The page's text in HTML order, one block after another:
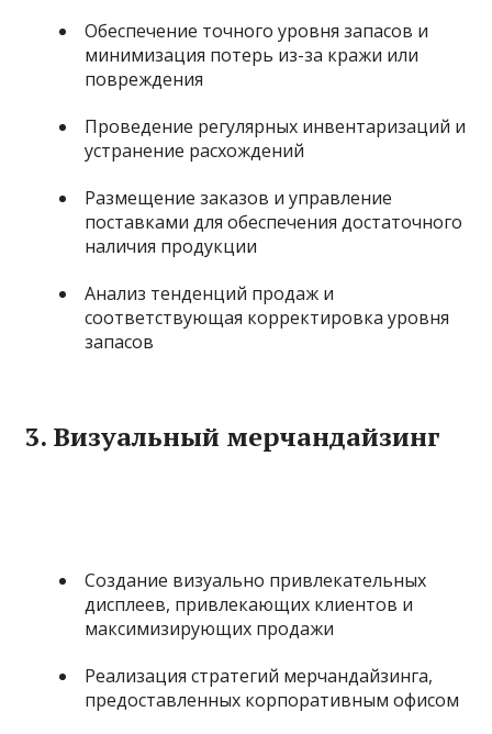
Обеспечение точного уровня запасов и
минимизация потерь из-за кражи или
повреждения
Проведение регулярных инвентаризаций и
устранение расхождений
Размещение заказов и управление
поставками для обеспечения достаточного
наличия продукции
Анализ тенденций продаж и
соответствующая корректировка уровня
запасов
3. Визуальный мерчандайзинг
Создание визуально привлекательных
дисплеев, привлекающих клиентов и
максимизирующих продажи
Реализация стратегий мерчандайзинга,
предоставленных корпоративным офисом